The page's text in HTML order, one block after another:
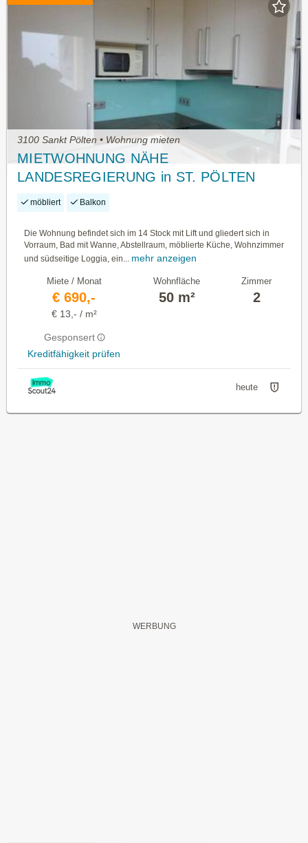
3100 Sankt Pölten • Wohnung mieten
MIETWOHNUNG NÄHE
LANDESREGIERUNG in ST. PÖLTEN
möbliert Balkon
Die Wohnung befindet sich im 14 Stock mit Lift und gliedert sich in
Vorraum, Bad mit Wanne, Abstellraum, möblierte Küche, Wohnzimmer
und südseitige Loggia, ein... mehr anzeigen
Miete / Monat
€ 690,-
€ 13,- / m²
Gesponsert
Kreditfähigkeit prüfen
Wohnfläche
50 m²
Zimmer
2
heute